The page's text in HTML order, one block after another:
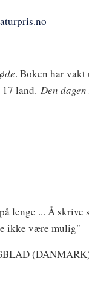
. Boken har vakt
land. Den
lenge ... Å
ikke være mulig"